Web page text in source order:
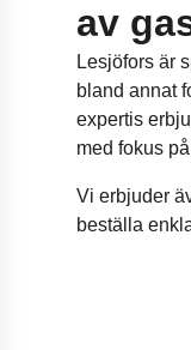
av
Lesjöfors är
bland annat
expertis
med fokus
Vi erbjuder
beställa